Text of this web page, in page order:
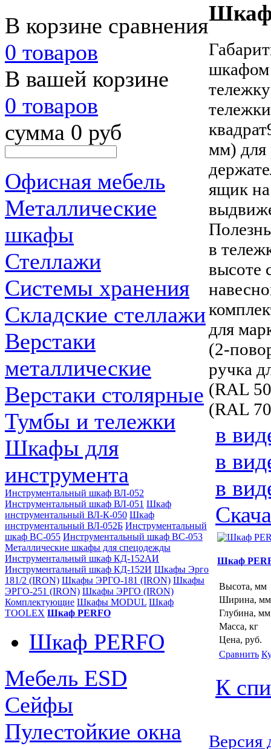
В корзине сравнения
0 товаров
В вашей корзине
0 товаров
сумма 0 руб
Офисная мебель
Металлические
шкафы
Стеллажи
Системы хранения
Складские стеллажи
Верстаки
металлические
Верстаки столярные
Тумбы и тележки
Шкафы для
инструмента
Инструментальный шкаф ВЛ-052
Инструментальный шкаф ВЛ-051 Шкаф
инструментальный ВЛ-К-050 Шкаф
инструментальный ВЛ-052Б Инструментальный
шкаф ВС-055 Инструментальный шкаф ВС-053
Металлические шкафы для спецодежды
Инструментальный шкаф КД-152АИ
Инструментальный шкаф КД-152И Шкафы Эрго
181/2 (IRON) Шкафы ЭРГО-181 (IRON) Шкафы
ЭРГО-251 (IRON) Шкафы ЭРГО (IRON)
Комплектующие Шкафы MODUL Шкаф
TOOLEX Шкаф PERFO
Шкаф PERFO
Мебель ESD
Сейфы
Пулестойкие окна
Шкаф
шкафом
мм) для
ящик
в
высоте
для
(2-
ручка
(RAL
(RAL
в
в
в
Шкаф
Высота, мм
Ширина, мм
Глубина, мм
Масса, кг
Цена, руб.
Сравнить
К
Версия